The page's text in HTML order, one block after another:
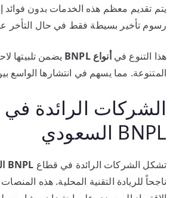
يتم تقديم معظم هذه الخدمات بدون فوائد
رسوم تأخير بسيطة فقط في حال التأخر
هذا التنوع فيأنواع BNPL
يضمن تلبيتها
المتنوعة. مما يسهم في انتشارها الواسع
الشركات الرائدة
BNPL السعودي
تشكل الشركات الرائدة في قطاع BNPL السعودي
ناجحاً للريادة التقنية المحلية. هذه